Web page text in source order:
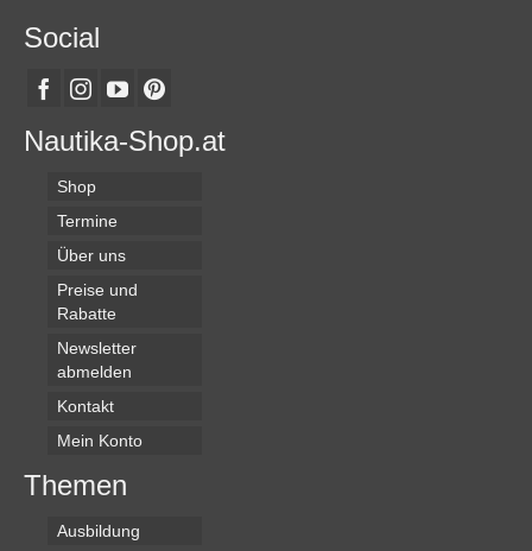
Social
Nautika-Shop.at
Shop
Termine
Über uns
Preise und
Rabatte
Newsletter
abmelden
Kontakt
Mein Konto
Themen
Ausbildung